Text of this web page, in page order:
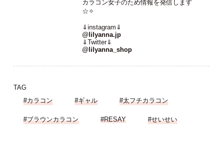
カラコン女子のため情報を発信します
☆✧
⇓instagram⇓
@lilyanna.jp
⇓Twitter⇓
@lilyanna_shop
TAG
#カラコン
#ギャル #太フチカラコン
#ブラウンカラコン #RESAY #せいせい